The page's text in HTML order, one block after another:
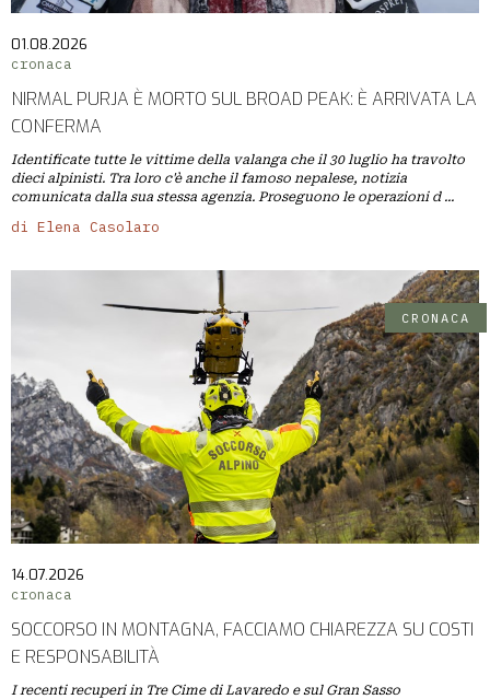
01.08.2026
cronaca
NIRMAL PURJA È MORTO SUL BROAD PEAK: È ARRIVATA LA
CONFERMA
Identificate tutte le vittime della valanga che il 30 luglio ha travolto
dieci alpinisti. Tra loro c'è anche il famoso nepalese, notizia
comunicata dalla sua stessa agenzia. Proseguono le operazioni d ...
di Elena Casolaro
CRONACA
14.07.2026
cronaca
SOCCORSO IN MONTAGNA, FACCIAMO CHIAREZZA SU COSTI
E RESPONSABILITÀ
I recenti recuperi in Tre Cime di Lavaredo e sul Gran Sasso